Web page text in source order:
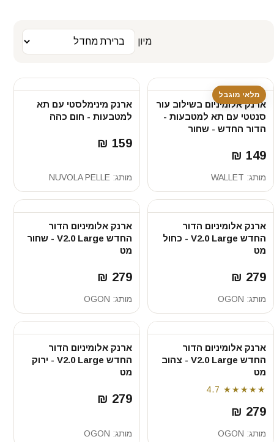
מיון
מלאי מוגבל
ארנק אלומיניום בשילוב עור
סנטטי עם תא למטבעות -
הדור החדש - שחור
149 ₪
מותג: WALLET
ארנק מינימלסטי עם תא
למטבעות - חום כהה
159 ₪
מותג: NUVOLA PELLE
ארנק אלומיניום הדור
החדש V2.0 Large - כחול
מט
279 ₪
מותג: OGON
ארנק אלומיניום הדור
החדש V2.0 Large - שחור
מט
279 ₪
מותג: OGON
ארנק אלומיניום הדור
החדש V2.0 Large - צהוב
מט
★★★★★
4.7
279 ₪
מותג: OGON
ארנק אלומיניום הדור
החדש V2.0 Large - ירוק
מט
279 ₪
מותג: OGON